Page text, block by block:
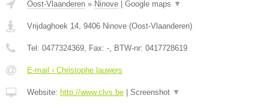
Oost-Vlaanderen » Ninove | Google maps ▼
Vrijdaghoek 14 9406 Ninove (Oost-Vlaanderen)
Tel: 0477324369 , Fax: - , BTW-nr: 0417728619
E-mail › Christophe lauwers
Website: http://www.clvs.be | Screenshot ▼